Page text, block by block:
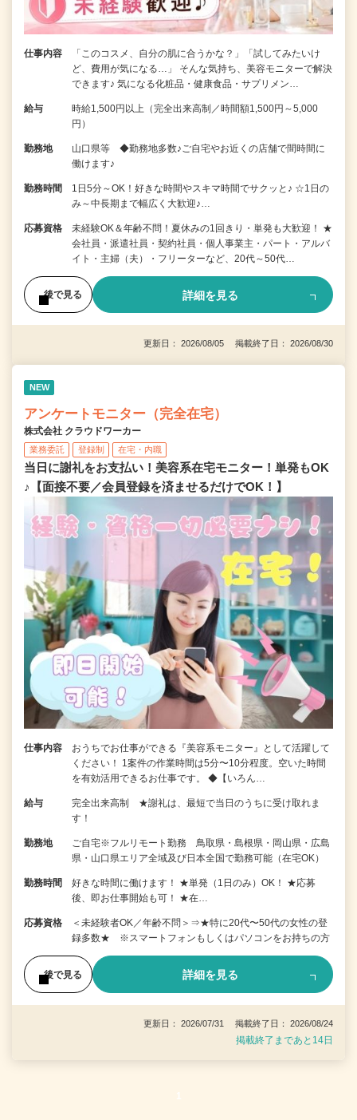
仕事内容
「このコスメ、自分の肌に合うかな？」「試してみたいけ
ど、費用が気になる…」 そんな気持ち、美容モニターで解決
できます♪ 気になる化粧品・健康食品・サプリメン…
給与
時給1,500円以上（完全出来高制／時間額1,500円～5,000
円）
勤務地
山口県等 ◆勤務地多数♪ご自宅やお近くの店舗で間時間に
働けます♪
勤務時間
1日5分～OK！好きな時間やスキマ時間でサクッと♪ ☆1日の
み～中長期まで幅広く大歓迎♪…
応募資格
未経験OK＆年齢不問！夏休みの1回きり・単発も大歓迎！ ★
会社員・派遣社員・契約社員・個人事業主・パート・アルバ
イト・主婦（夫）・フリーターなど、20代～50代…
後で見る 詳細を見る
更新日： 2026/08/05 掲載終了日： 2026/08/30
NEW
アンケートモニター（完全在宅）
株式会社 クラウドワーカー
業務委託 登録制 在宅・内職
当日に謝礼をお支払い！美容系在宅モニター！単発もOK
♪【面接不要／会員登録を済ませるだけでOK！】
仕事内容
おうちでお仕事ができる『美容系モニター』として活躍して
ください！ 1案件の作業時間は5分〜10分程度。空いた時間
を有効活用できるお仕事です。 ◆【いろん…
給与
完全出来高制 ★謝礼は、最短で当日のうちに受け取れま
す！
勤務地
ご自宅※フルリモート勤務 鳥取県・島根県・岡山県・広島
県・山口県エリア全域及び日本全国で勤務可能（在宅OK）
勤務時間
好きな時間に働けます！ ★単発（1日のみ）OK！ ★応募
後、即お仕事開始も可！ ★在…
応募資格
＜未経験者OK／年齢不問＞⇒★特に20代〜50代の女性の登
録多数★ ※スマートフォンもしくはパソコンをお持ちの方
後で見る 詳細を見る
更新日： 2026/07/31 掲載終了日： 2026/08/24
掲載終了まであと14日
1